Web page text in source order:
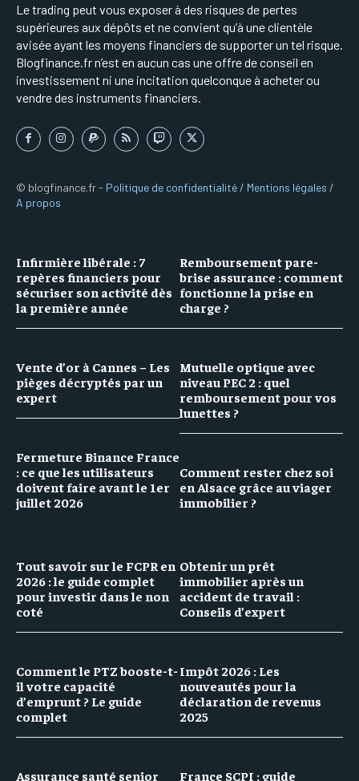
Le trading peut vous exposer à des risques de pertes
supérieures aux dépôts et ne convient qu’à une clientèle
avisée ayant les moyens financiers de supporter un tel risque.
Blogfinance.fr n’est en aucun cas une offre de conseil en
investissement ni une incitation quelconque à acheter ou
vendre des instruments financiers.
© blogfinance.fr - Politique de confidentialité / Mentions légales /
A propos
Infirmière libérale : 7
repères financiers pour
sécuriser son activité dès
la première année
Vente d’or à Cannes – Les
pièges décryptés par un
expert
Fermeture Binance France
: ce que les utilisateurs
doivent faire avant le 1er
juillet 2026
Remboursement pare-
brise assurance : comment
fonctionne la prise en
charge ?
Mutuelle optique avec
niveau PEC 2 : quel
remboursement pour vos
lunettes ?
Comment rester chez soi
en Alsace grâce au viager
immobilier ?
Tout savoir sur le FCPR en
2026 : le guide complet
pour investir dans le non
coté
Comment le PTZ booste-t-
il votre capacité
d’emprunt ? Le guide
complet
Assurance santé senior
Obtenir un prêt
immobilier après un
accident de travail :
Conseils d’expert
Impôt 2026 : Les
nouveautés pour la
déclaration de revenus
2025
France SCPI : guide